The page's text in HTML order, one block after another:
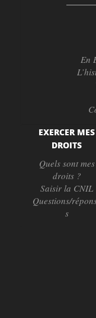
En
EXERCER MES
DROITS
Quels sont mes
droits ?
Saisir la CNIL
Questions/
s